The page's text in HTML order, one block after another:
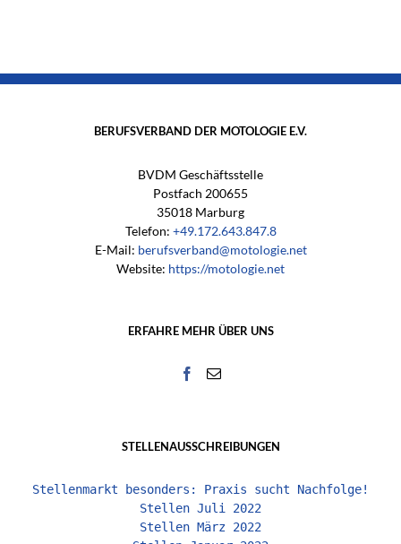
BERUFSVERBAND DER MOTOLOGIE E.V.
BVDM Geschäftsstelle
Postfach 200655
35018 Marburg
Telefon: +49.172.643.847.8
E-Mail: berufsverband@motologie.net
Website: https://motologie.net
ERFAHRE MEHR ÜBER UNS
STELLENAUSSCHREIBUNGEN
Stellenmarkt besonders: Praxis sucht Nachfolge!
Stellen Juli 2022
Stellen März 2022